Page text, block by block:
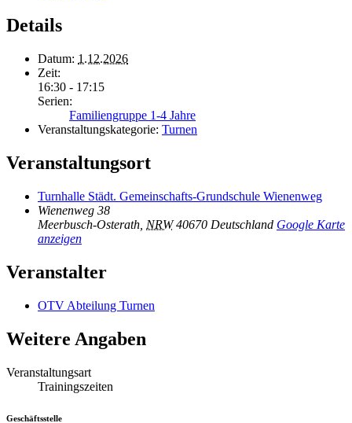
Details
Datum: 1.12.2026
Zeit:
16:30 - 17:15
Serien:
Familiengruppe 1-4 Jahre
Veranstaltungskategorie: Turnen
Veranstaltungsort
Turnhalle Städt. Gemeinschafts-Grundschule Wienenweg
Wienenweg 38
Meerbusch-Osterath NRW 40670 Deutschland Google Karte
anzeigen
Veranstalter
OTV Abteilung Turnen
Weitere Angaben
Veranstaltungsart
Trainingszeiten
Geschäftsstelle